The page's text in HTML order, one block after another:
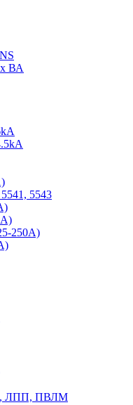
ВА
5543
250А)
ЛПП, ПВЛМ